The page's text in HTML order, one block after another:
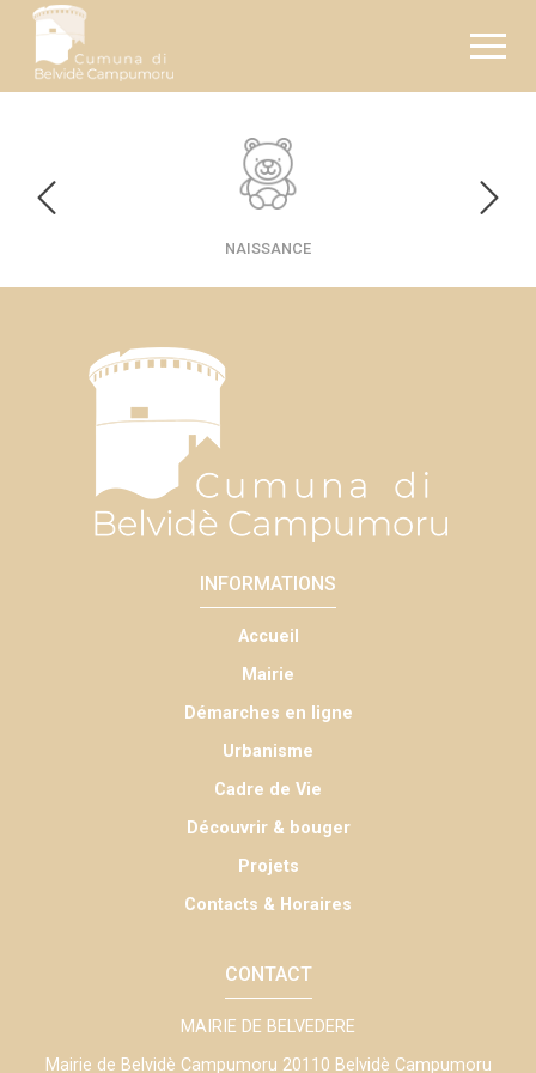
Documents :
NAISSANCE
INFORMATIONS
Accueil
Mairie
Démarches en ligne
Urbanisme
Cadre de Vie
Découvrir & bouger
Projets
Contacts & Horaires
CONTACT
MAIRIE DE BELVEDERE
Mairie de Belvidè Campumoru 20110 Belvidè Campumoru